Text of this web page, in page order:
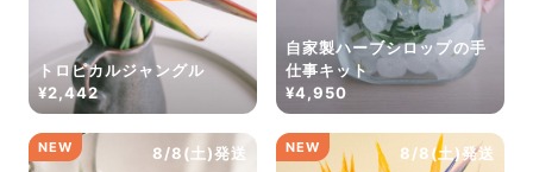
トロピカルジャングル
¥2,442
自家製ハーブシロップの手
仕事キット
¥4,950
8/8(土)発送
NEW 8/8(土)発送
NEW